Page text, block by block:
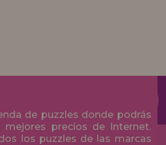
de puzzles donde podrás
precios de Internet.
los puzzles de las marcas